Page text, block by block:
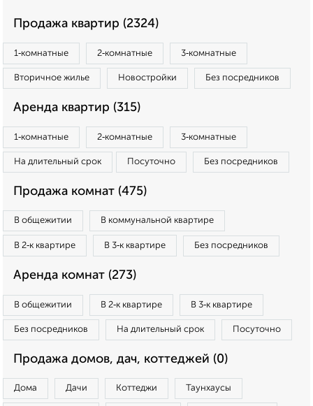
Продажа квартир (2324)
1‑комнатные 2‑комнатные 3‑комнатные
Вторичное жилье Новостройки Без посредников
Аренда квартир (315)
1‑комнатные 2‑комнатные 3‑комнатные
На длительный срок Посуточно Без посредников
Продажа комнат (475)
В общежитии В коммунальной квартире
В 2‑к квартире В 3‑к квартире Без посредников
Аренда комнат (273)
В общежитии В 2‑к квартире В 3‑к квартире
Без посредников На длительный срок Посуточно
Продажа домов, дач, коттеджей (0)
Дома Дачи Коттеджи Таунхаусы